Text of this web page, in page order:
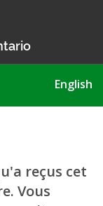
English
reçus cet
Vous